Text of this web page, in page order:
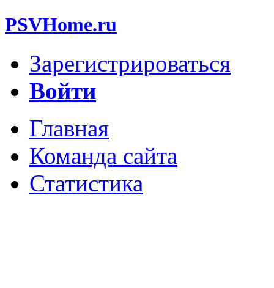
PSVHome.ru
Зарегистрироваться
Войти
Главная
Команда сайта
Статистика